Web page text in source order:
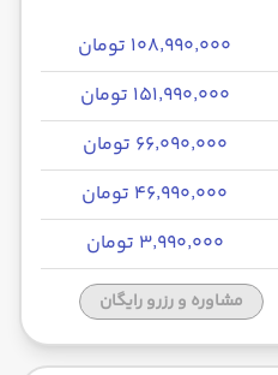
۱۰۸٬۹۹۰٬۰۰۰ تومان
۱۵۱٬۹۹۰٬۰۰۰ تومان
۶۶٬۰۹۰٬۰۰۰ تومان
۴۶٬۹۹۰٬۰۰۰ تومان
۳٬۹۹۰٬۰۰۰ تومان
مشاوره و رزرو رایگان